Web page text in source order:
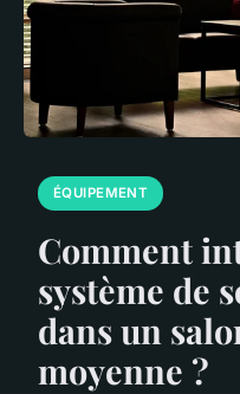
ÉQUIPEMENT
Comment
système de
dans un
moyenne ?